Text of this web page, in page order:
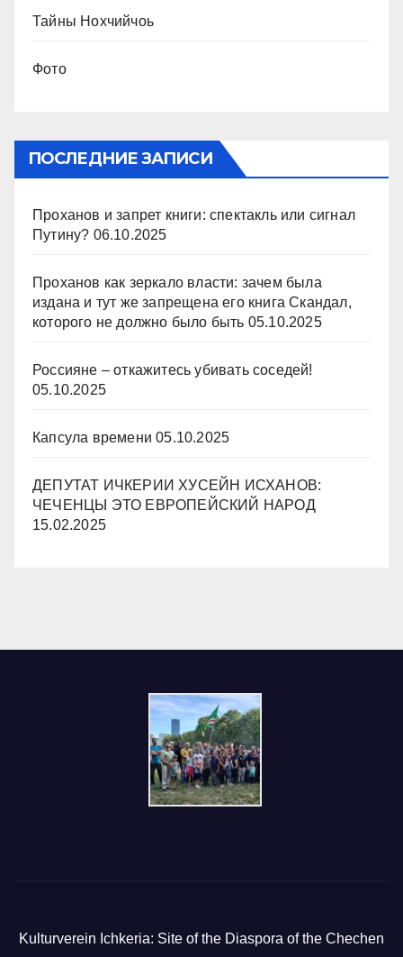
Тайны Нохчийчоь
Фото
ПОСЛЕДНИЕ ЗАПИСИ
Проханов и запрет книги: спектакль или сигнал
Путину? 06.10.2025
Проханов как зеркало власти: зачем была
издана и тут же запрещена его книга Скандал,
которого не должно было быть 05.10.2025
Россияне – откажитесь убивать соседей!
05.10.2025
Капсула времени 05.10.2025
ДЕПУТАТ ИЧКЕРИИ ХУСЕЙН ИСХАНОВ:
ЧЕЧЕНЦЫ ЭТО ЕВРОПЕЙСКИЙ НАРОД
15.02.2025
Kulturverein Ichkeria: Site of the Diaspora of the Chechen